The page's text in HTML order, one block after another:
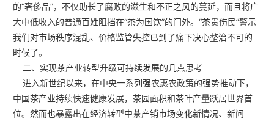
的“奢侈品”，不仅助长了腐败的滋生和不正之风的蔓延，而且将广
大中低收入的普通百姓阻挡在“茶为国饮”的门外。“茶贵伤民”警示
我们对市场秩序混乱、价格监管失控已到了痛下决心整治不可的
时候了。
二、实现茶产业转型升级可持续发展的几点思考
进入新世纪以来，在中央一系列强农惠农政策的强势推动下，
中国茶产业持续快速健康发展，茶园面积和茶叶产量跃居世界首
位。然而也暴露出在经济转型中茶产销市场变化新情况、新问